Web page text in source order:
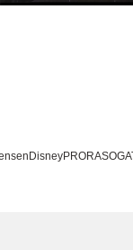
DisneyPRORASO